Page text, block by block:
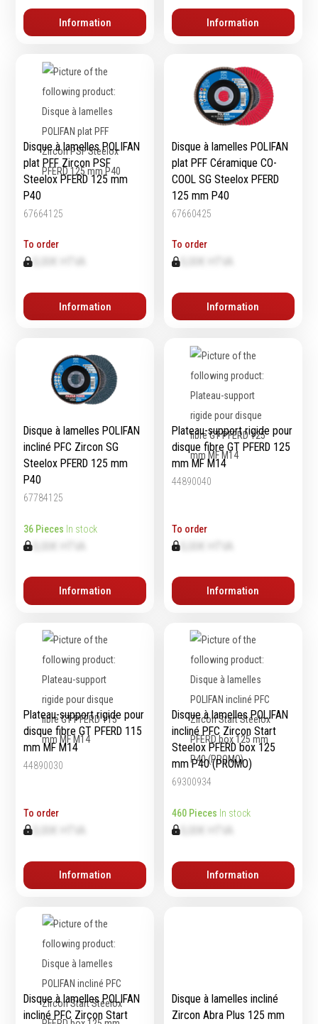
Information Information
Disque à lamelles POLIFAN
plat PFF Zircon PSF
Steelox PFERD 125 mm
P40
67664125
To order
0,00€ HTVA
Information
Disque à lamelles POLIFAN
plat PFF Céramique CO-
COOL SG Steelox PFERD
125 mm P40
67660425
To order
Information
Disque à lamelles POLIFAN
incliné PFC Zircon SG
Steelox PFERD 125 mm
P40
67784125
36 Pieces In stock
0,00€ HTVA
Information
Plateau-support rigide pour
disque fibre GT PFERD 125
mm MF M14
44890040
To order
Information
Plateau-support rigide pour
disque fibre GT PFERD 115
mm MF M14
44890030
To order
0,00€ HTVA
Information
Disque à lamelles POLIFAN
incliné PFC Zircon Start
Steelox PFERD box 125
mm P40 (PROMO)
69300934
460 Pieces In stock
Information
Disque à lamelles POLIFAN
incliné PFC Zircon Start
Disque à lamelles incliné
Zircon Abra Plus 125 mm